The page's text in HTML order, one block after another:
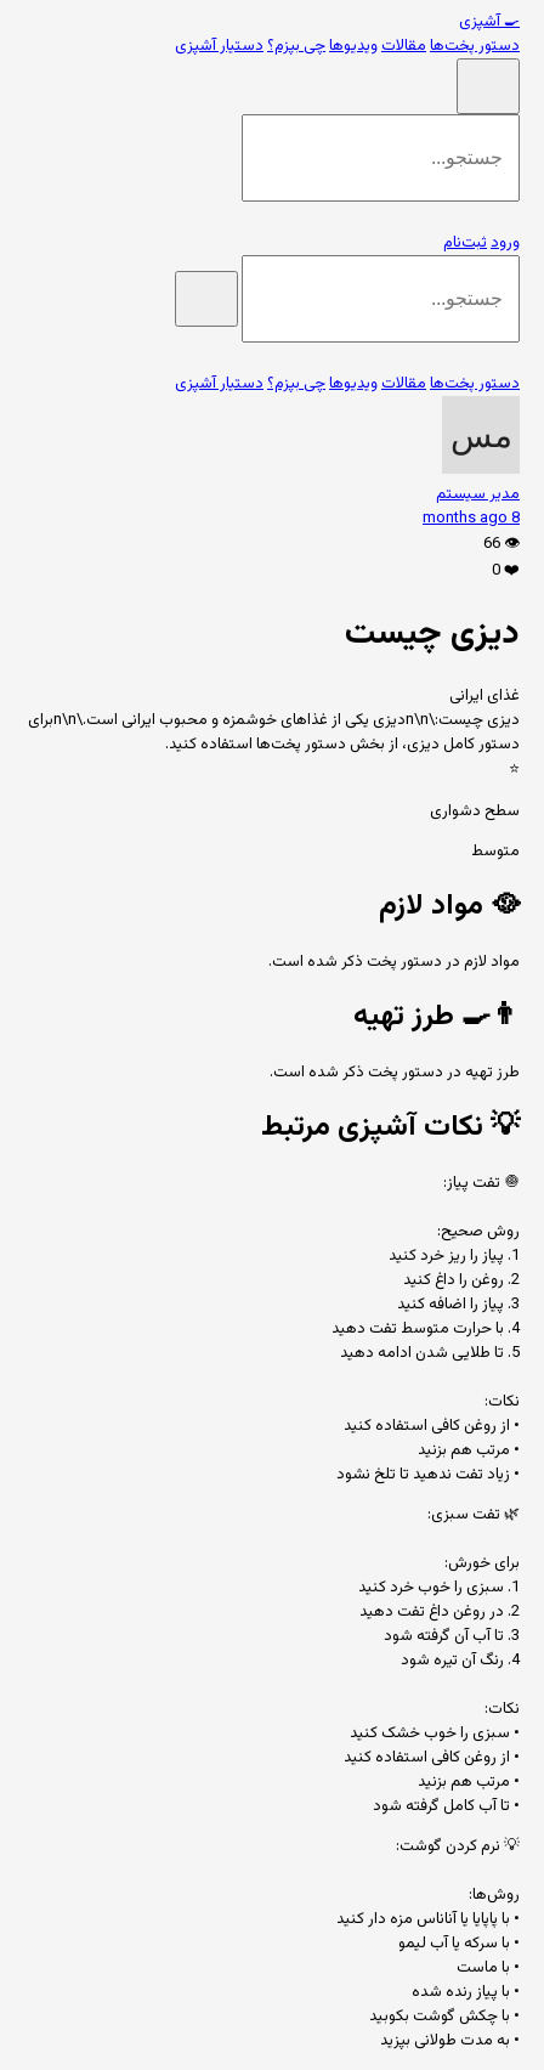
🍳آشپزی
دستور پخت‌هامقالاتویدیوهاچی بپزم؟دستیار آشپزی
ورودثبت‌نام
دستور پخت‌هامقالاتویدیوهاچی بپزم؟دستیار آشپزی
مدیر سیستم
8 months ago
👁️
66
❤️
0
دیزی چیست
غذای ایرانی
دیزی چیست:\n\nدیزی یکی از غذاهای خوشمزه و محبوب ایرانی است.\n\nبرای
دستور کامل دیزی، از بخش دستور پخت‌ها استفاده کنید.
⭐
سطح دشواری
متوسط
🥘 مواد لازم
مواد لازم در دستور پخت ذکر شده است.
👨‍🍳 طرز تهیه
طرز تهیه در دستور پخت ذکر شده است.
💡نکات آشپزی مرتبط
🧅 تفت پیاز:
روش صحیح:
1. پیاز را ریز خرد کنید
2. روغن را داغ کنید
3. پیاز را اضافه کنید
4. با حرارت متوسط تفت دهید
5. تا طلایی شدن ادامه دهید
نکات:
• از روغن کافی استفاده کنید
• مرتب هم بزنید
• زیاد تفت ندهید تا تلخ نشود
🌿 تفت سبزی:
برای خورش:
1. سبزی را خوب خرد کنید
2. در روغن داغ تفت دهید
3. تا آب آن گرفته شود
4. رنگ آن تیره شود
نکات:
• سبزی را خوب خشک کنید
• از روغن کافی استفاده کنید
• مرتب هم بزنید
• تا آب کامل گرفته شود
💡 نرم کردن گوشت:
روش‌ها:
• با پاپایا یا آناناس مزه دار کنید
• با سرکه یا آب لیمو
• با ماست
• با پیاز رنده شده
• با چکش گوشت بکوبید
• به مدت طولانی بپزید